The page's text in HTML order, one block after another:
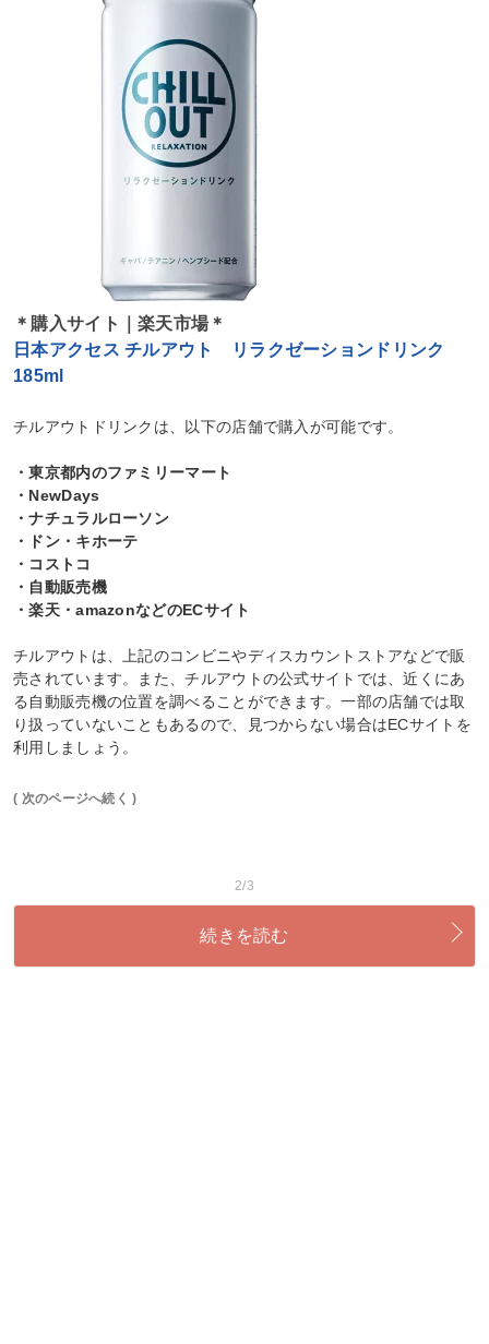
＊購入サイト｜楽天市場＊
日本アクセス チルアウト リラクゼーションドリンク
185ml
チルアウトドリンクは、以下の店舗で購入が可能です。
・東京都内のファミリーマート
・NewDays
・ナチュラルローソン
・ドン・キホーテ
・コストコ
・自動販売機
・楽天・amazonなどのECサイト
チルアウトは、上記のコンビニやディスカウントストアなどで販
売されています。また、チルアウトの公式サイトでは、近くにあ
る自動販売機の位置を調べることができます。一部の店舗では取
り扱っていないこともあるので、見つからない場合はECサイトを
利用しましょう。
( 次のページへ続く )
2/3
続きを読む